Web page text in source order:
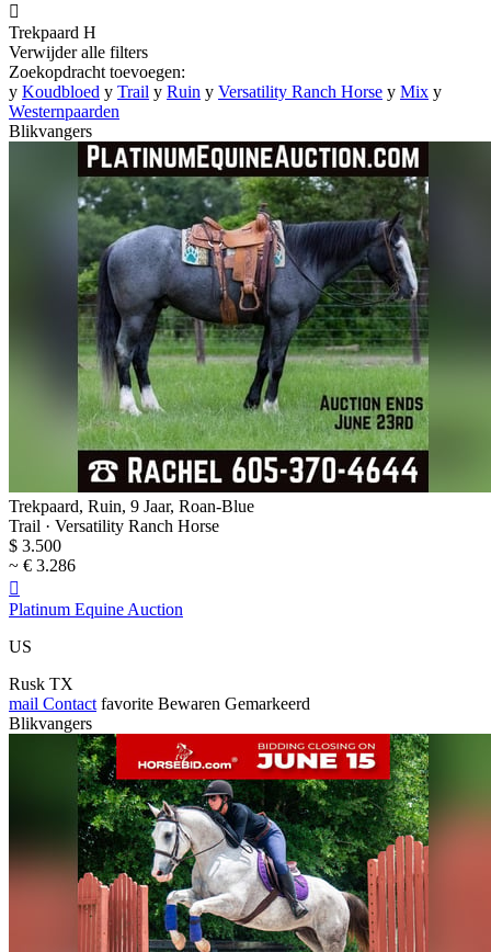

Trekpaard H
Verwijder alle filters
Zoekopdracht toevoegen:
y Koudbloed y Trail y Ruin y Versatility Ranch Horse y Mix y
Westernpaarden
Blikvangers
Trekpaard, Ruin, 9 Jaar, Roan-Blue
Trail · Versatility Ranch Horse
$ 3.500
~ € 3.286

Platinum Equine Auction
US
Rusk TX
mail Contact favorite Bewaren Gemarkeerd
Blikvangers